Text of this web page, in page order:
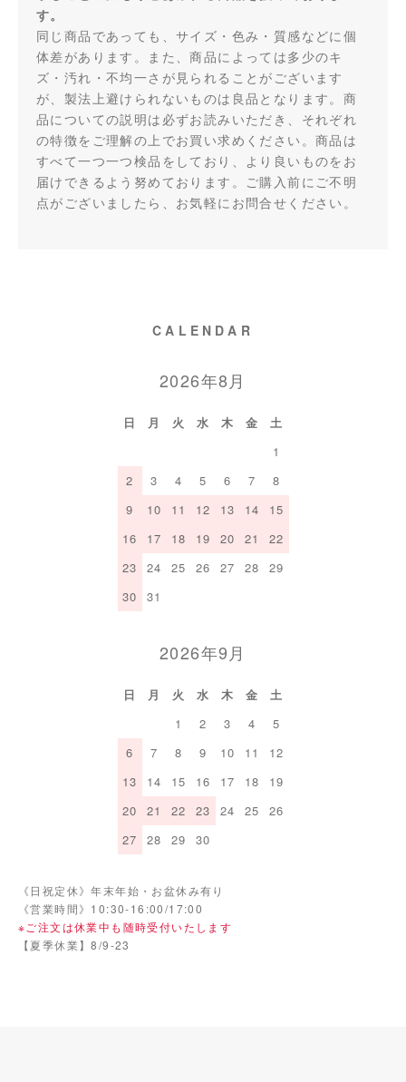
す。
同じ商品であっても、サイズ・色み・質感などに個
体差があります。また、商品によっては多少のキ
ズ・汚れ・不均一さが見られることがございます
が、製法上避けられないものは良品となります。商
品についての説明は必ずお読みいただき、それぞれ
の特徴をご理解の上でお買い求めください。商品は
すべて一つ一つ検品をしており、より良いものをお
届けできるよう努めております。ご購入前にご不明
点がございましたら、お気軽にお問合せください。
CALENDAR
2026年8月
日 月 火 水 木 金
土
1
2
3 4 5 6 7
8
9
10 11 12 13 14
15
16
17 18 19 20 21
22
23
24 25 26 27 28
29
30
31
2026年9月
日 月 火 水 木 金
土
1
2 3 4
5
6
7 8 9 10 11
12
13
14 15 16 17 18
19
20
21 22 23 24 25
26
27
28 29 30
《日祝定休》年末年始・お盆休み有り
《営業時間》10:30-16:00/17:00
※ご注文は休業中も随時受付いたします
【夏季休業】8/9-23